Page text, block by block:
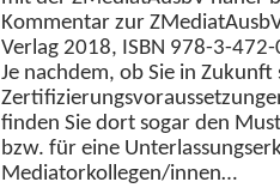
Kommentar zur
Verlag 2018, ISBN 978-3-
Je nachdem, ob Sie in Zukunft
finden Sie dort sogar den
bzw. für eine
Mediatorkollegen/innen…